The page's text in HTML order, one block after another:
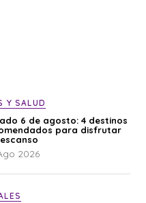
Y SALUD
6 de agosto: 4 destinos
para disfrutar
2026